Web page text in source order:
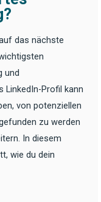
das nächste
und
LinkedIn-Profil kann
von potenziellen
zu werden
In diesem
wie du dein